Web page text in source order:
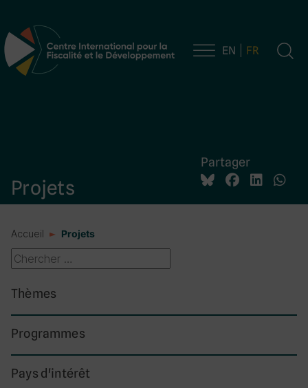
Navigation principale EN FR
Projets
Partager
Accueil Projets
Thèmes
Programmes
Pays d'intérêt